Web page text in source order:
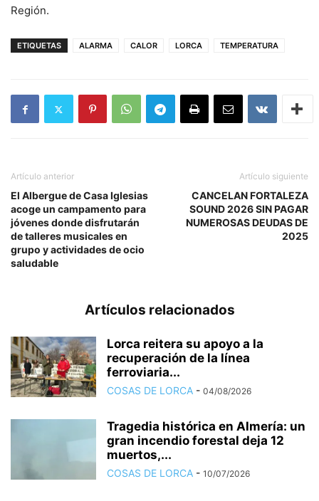
Región.
ETIQUETAS ALARMA CALOR LORCA TEMPERATURA
Artículo anterior
El Albergue de Casa Iglesias
acoge un campamento para
jóvenes donde disfrutarán
de talleres musicales en
grupo y actividades de ocio
saludable
Artículo siguiente
CANCELAN FORTALEZA
SOUND 2026 SIN PAGAR
NUMEROSAS DEUDAS DE
2025
Artículos relacionados
Lorca reitera su apoyo a la
recuperación de la línea
ferroviaria...
COSAS DE LORCA - 04/08/2026
Tragedia histórica en Almería: un
gran incendio forestal deja 12
muertos,...
COSAS DE LORCA - 10/07/2026